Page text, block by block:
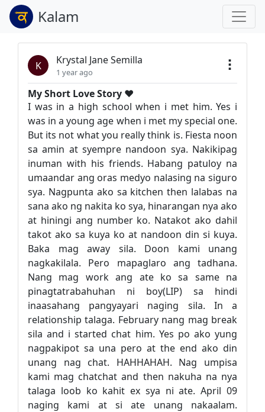
Kalam
K Krystal Jane Semilla
1 year ago
My Short Love Story ❤️
I was in a high school when i met him. Yes i
was in a young age when i met my special one.
But its not what you really think is. Fiesta noon
sa amin at syempre nandoon sya. Nakikipag
inuman with his friends. Habang patuloy na
umaandar ang oras medyo nalasing na siguro
sya. Nagpunta ako sa kitchen then lalabas na
sana ako ng nakita ko sya, hinarangan nya ako
at hiningi ang number ko. Natakot ako dahil
takot ako sa kuya ko at nandoon din si kuya.
Baka mag away sila. Doon kami unang
nagkakilala. Pero mapaglaro ang tadhana.
Nang mag work ang ate ko sa same na
pinagtatrabahuhan ni boy(LIP) sa hindi
inaasahang pangyayari naging sila. In a
relationship talaga. February nang mag break
sila and i started chat him. Yes po ako yung
nagpakipot sa una pero at the end ako din
unang nag chat. HAHHAHAH. Nag umpisa
kami mag chatchat and then nakuha na nya
talaga loob ko kahit ex sya ni ate. April 09
naging kami at si ate unang nakaalam.